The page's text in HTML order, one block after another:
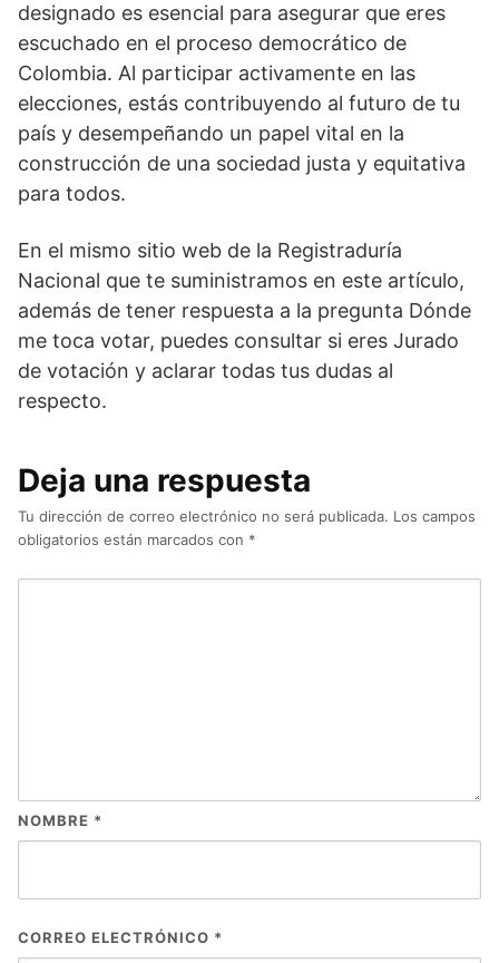
designado es esencial para asegurar que eres
escuchado en el proceso democrático de
Colombia. Al participar activamente en las
elecciones, estás contribuyendo al futuro de tu
país y desempeñando un papel vital en la
construcción de una sociedad justa y equitativa
para todos.
En el mismo sitio web de la Registraduría
Nacional que te suministramos en este artículo,
además de tener respuesta a la pregunta Dónde
me toca votar, puedes consultar si eres Jurado
de votación y aclarar todas tus dudas al
respecto.
Deja una respuesta
Tu dirección de correo electrónico no será publicada. Los campos
obligatorios están marcados con *
NOMBRE *
CORREO ELECTRÓNICO *